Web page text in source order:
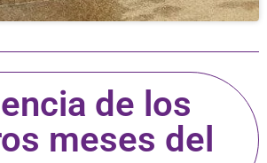
de los
meses del